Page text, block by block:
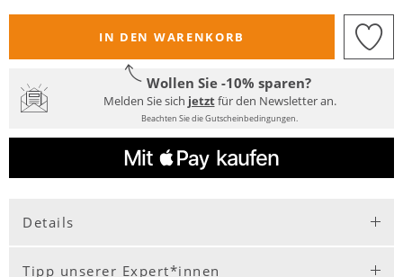
IN DEN WARENKORB
Wollen Sie -10% sparen?
Melden Sie sich jetztfür den Newsletter an.
Beachten Sie die Gutscheinbedingungen.
Details
Tipp unserer Expert*innen